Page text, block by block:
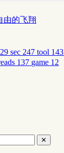
由的飞翔
sec 247 tool 143
137 game 12
✕